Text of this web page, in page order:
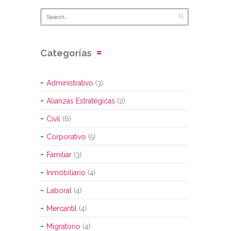
Categorías
Administrativo (3)
Alianzas Estratégicas (2)
Civil (6)
Corporativo (5)
Familiar (3)
Inmobiliario (4)
Laboral (4)
Mercantil (4)
Migratorio (4)